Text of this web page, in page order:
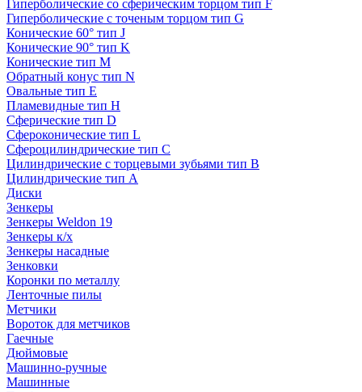
Гиперболические cо сферическим торцом тип F
Гиперболические с точеным торцом тип G
Конические 60° тип J
Конические 90° тип K
Конические тип M
Обратный конус тип N
Овальные тип E
Пламевидные тип H
Сферические тип D
Сфероконические тип L
Сфероцилиндрические тип C
Цилиндрические с торцевыми зубьями тип B
Цилиндрические тип А
Диски
Зенкеры
Зенкеры Weldon 19
Зенкеры к/х
Зенкеры насадные
Зенковки
Коронки по металлу
Ленточные пилы
Метчики
Вороток для метчиков
Гаечные
Дюймовые
Машинно-ручные
Машинные